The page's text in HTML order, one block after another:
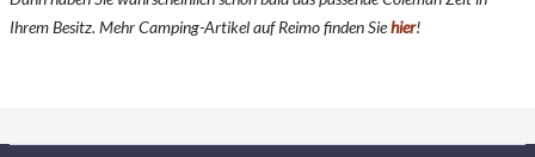
Ihrem Besitz. Mehr Camping-Artikel auf Reimo finden Siehier!